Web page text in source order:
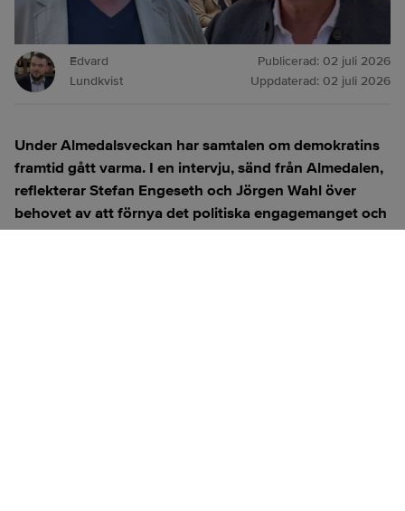
Edvard
Lundkvist
Publicerad: 02 juli 2026
Uppdaterad: 02 juli 2026
Under Almedalsveckan har samtalen om demokratins
framtid gått varma. I en intervju, sänd från Almedalen,
reflekterar Stefan Engeseth och Jörgen Wahl över
behovet av att förnya det politiska engagemanget och
hur modern teknik kan användas för att överbrygga